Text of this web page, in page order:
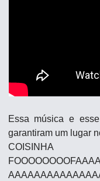
Essa música e
garantiram um lugar